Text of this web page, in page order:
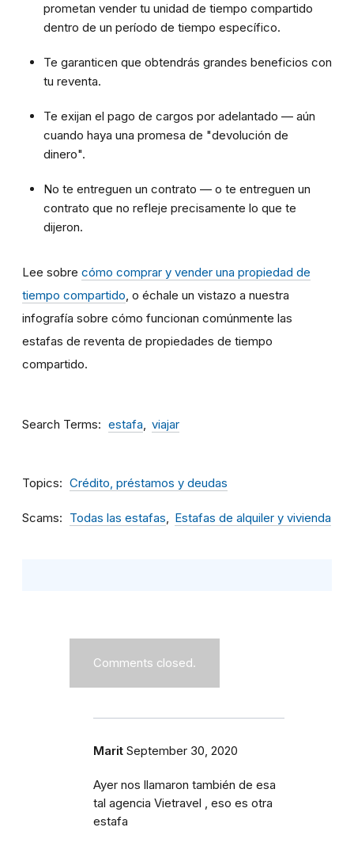
prometan vender tu unidad de tiempo compartido
dentro de un período de tiempo específico.
Te garanticen que obtendrás grandes beneficios con
tu reventa.
Te exijan el pago de cargos por adelantado — aún
cuando haya una promesa de "devolución de
dinero".
No te entreguen un contrato — o te entreguen un
contrato que no refleje precisamente lo que te
dijeron.
Lee sobre cómo comprar y vender una propiedad de
tiempo compartido, o échale un vistazo a nuestra
infografía sobre cómo funcionan comúnmente las
estafas de reventa de propiedades de tiempo
compartido.
Search Terms estafa viajar
Topics Crédito, préstamos y deudas
Scams Todas las estafas Estafas de alquiler y vivienda
Comments closed.
Marit September 30, 2020
Ayer nos llamaron también de esa
tal agencia Vietravel , eso es otra
estafa